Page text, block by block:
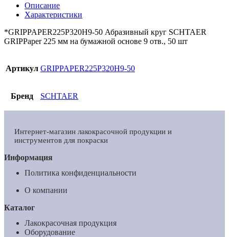
Описание
Характеристики
*GRIPPAPER225P320H9-50 Абразивный круг SCHTAER
GRIPPaper 225 мм на бумажной основе 9 отв., 50 шт
Артикул GRIPPAPER225P320H9-50
Бренд SCHTAER
Интернет-магазин лакокрасочной продукции и
инструментов для покраски
Информация
Политика конфиденциальности
О компании
Каталог
Лакокрасочная продукция
Оборудование